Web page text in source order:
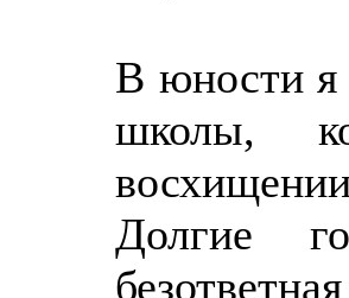
В юности я
школы,
Долгие